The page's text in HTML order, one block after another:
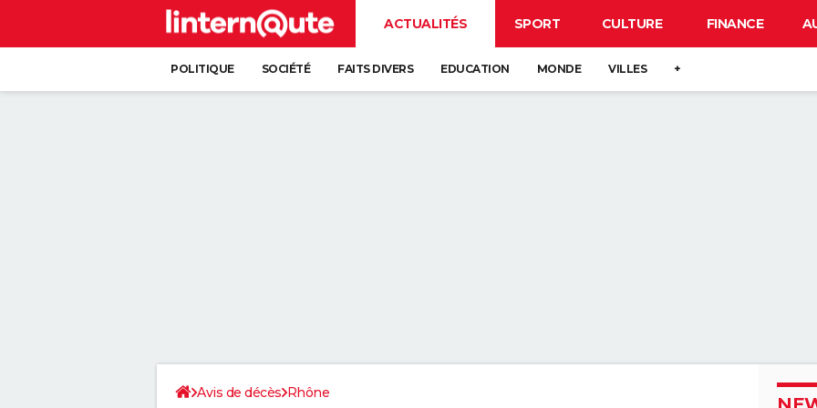
ACTUALITÉS SPORT CULTURE FINANCE
POLITIQUE SOCIÉTÉ FAITS DIVERS EDUCATION MONDE VILLES +
Avis de décès Rhône